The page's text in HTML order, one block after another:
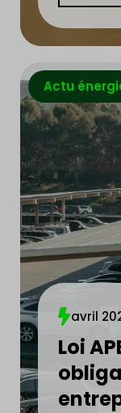
Actu
avril
Loi